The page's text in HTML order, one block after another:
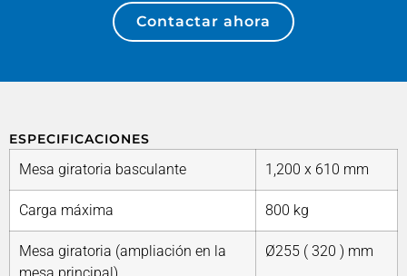
Contactar ahora
ESPECIFICACIONES
Mesa giratoria basculante 1,200 x 610 mm
Carga máxima 800 kg
Mesa giratoria (ampliación en la
mesa principal)
Ø255 ( 320 ) mm